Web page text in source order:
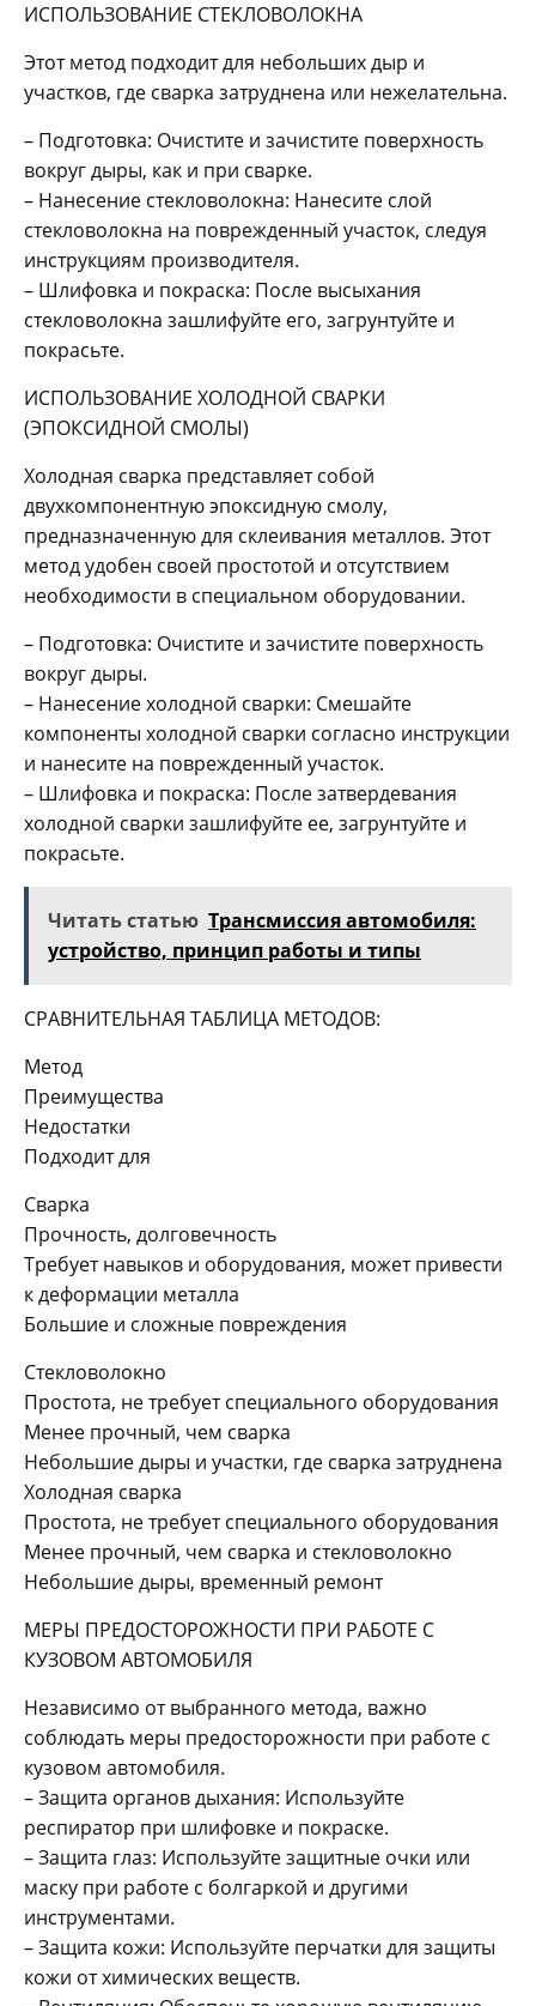
ИСПОЛЬЗОВАНИЕ СТЕКЛОВОЛОКНА
Этот метод подходит для небольших дыр и
участков, где сварка затруднена или нежелательна.
– Подготовка: Очистите и зачистите поверхность
вокруг дыры, как и при сварке.
– Нанесение стекловолокна: Нанесите слой
стекловолокна на поврежденный участок, следуя
инструкциям производителя.
– Шлифовка и покраска: После высыхания
стекловолокна зашлифуйте его, загрунтуйте и
покрасьте.
ИСПОЛЬЗОВАНИЕ ХОЛОДНОЙ СВАРКИ
(ЭПОКСИДНОЙ СМОЛЫ)
Холодная сварка представляет собой
двухкомпонентную эпоксидную смолу,
предназначенную для склеивания металлов. Этот
метод удобен своей простотой и отсутствием
необходимости в специальном оборудовании.
– Подготовка: Очистите и зачистите поверхность
вокруг дыры.
– Нанесение холодной сварки: Смешайте
компоненты холодной сварки согласно инструкции
и нанесите на поврежденный участок.
– Шлифовка и покраска: После затвердевания
холодной сварки зашлифуйте ее, загрунтуйте и
покрасьте.
Читать статью Трансмиссия автомобиля:
устройство, принцип работы и типы
СРАВНИТЕЛЬНАЯ ТАБЛИЦА МЕТОДОВ:
Метод
Преимущества
Недостатки
Подходит для
Сварка
Прочность, долговечность
Требует навыков и оборудования, может привести
к деформации металла
Большие и сложные повреждения
Стекловолокно
Простота, не требует специального оборудования
Менее прочный, чем сварка
Небольшие дыры и участки, где сварка затруднена
Холодная сварка
Простота, не требует специального оборудования
Менее прочный, чем сварка и стекловолокно
Небольшие дыры, временный ремонт
МЕРЫ ПРЕДОСТОРОЖНОСТИ ПРИ РАБОТЕ С
КУЗОВОМ АВТОМОБИЛЯ
Независимо от выбранного метода, важно
соблюдать меры предосторожности при работе с
кузовом автомобиля.
– Защита органов дыхания: Используйте
респиратор при шлифовке и покраске.
– Защита глаз: Используйте защитные очки или
маску при работе с болгаркой и другими
инструментами.
– Защита кожи: Используйте перчатки для защиты
кожи от химических веществ.